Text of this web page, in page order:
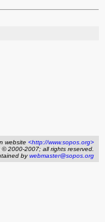
website <http://www.sopos.org>
2000-2007; all rights reserved.
bywebmaster@sopos.org